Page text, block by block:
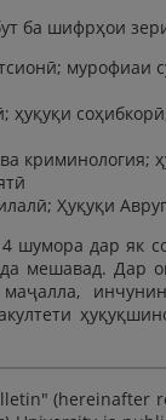
ба шифрҳои
мурофиаи
ҳуқуқи
криминология;
Ҳуқуқи
шумора дар як
мешавад. Дар
маҷалла,
(hereinafter